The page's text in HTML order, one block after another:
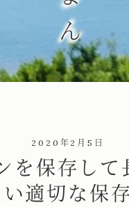
2020年2月5日
を保存して
適切な保